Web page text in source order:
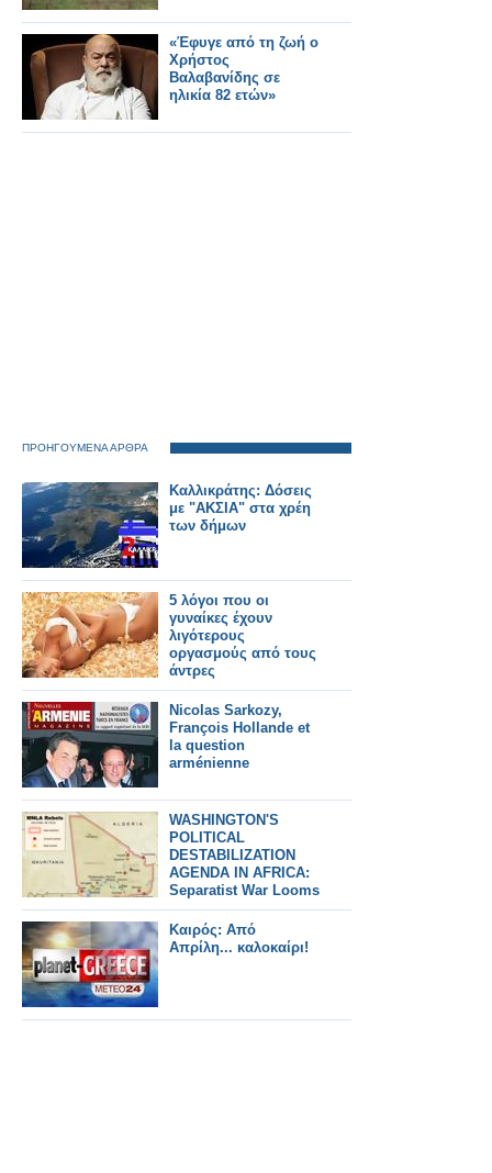
«Έφυγε από τη ζωή ο
Χρήστος
Βαλαβανίδης σε
ηλικία 82 ετών»
ΠΡΟΗΓΟΥΜΕΝΑ ΑΡΘΡΑ
Καλλικράτης: Δόσεις
με "ΑΚΣΙΑ" στα χρέη
των δήμων
5 λόγοι που οι
γυναίκες έχουν
λιγότερους
οργασμούς από τους
άντρες
Nicolas Sarkozy,
François Hollande et
la question
arménienne
WASHINGTON'S
POLITICAL
DESTABILIZATION
AGENDA IN AFRICA:
Separatist War Looms
in Post-coup Mali
Καιρός: Από
Απρίλη... καλοκαίρι!